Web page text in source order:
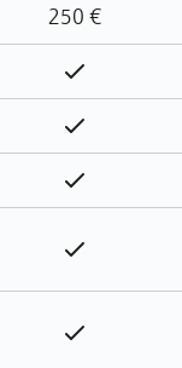
250 €
Enthalten
Enthalten
Enthalten
Enthalten
Enthalten